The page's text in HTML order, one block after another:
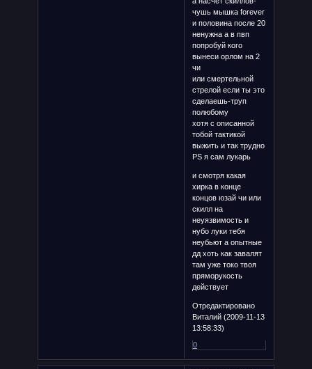
чушь мышка forever
и половина после 20
ненужна а в пвп
попробуй кого
вынеси орлом на 2
чи
или смертельной
стрелой если ты это
сделаешь-труп
полюбому
хотя с описанной
тобой тактикой
выжить и так трудно
PS я сам лукарь
и смотря какая
хирка в конце
концов юзай чи или
скилл на
неуязвимость и
нубо луки тебя
неубьют а опытные
дд хоть как завалят
там уже токо твоя
пряморукость
действует
Отредактировано
Виталий (2009-11-13
13:58:33)
0